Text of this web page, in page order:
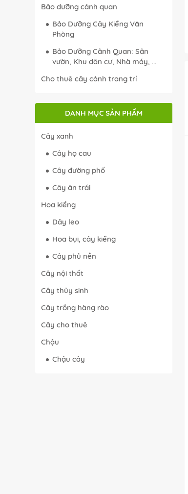
Bảo dưỡng cảnh quan
Bảo Dưỡng Cây Kiểng Văn
Phòng
Bảo Dưỡng Cảnh Quan: Sân
vườn, Khu dân cư, Nhà máy, ...
Cho thuê cây cảnh trang trí
DANH MỤC SẢN PHẨM
Cây xanh
Cây họ cau
Cây đường phố
Cây ăn trái
Hoa kiểng
Dây leo
Hoa bụi, cây kiểng
Cây phủ nền
Cây nội thất
Cây thủy sinh
Cây trồng hàng rào
Cây cho thuê
Chậu
Chậu cây